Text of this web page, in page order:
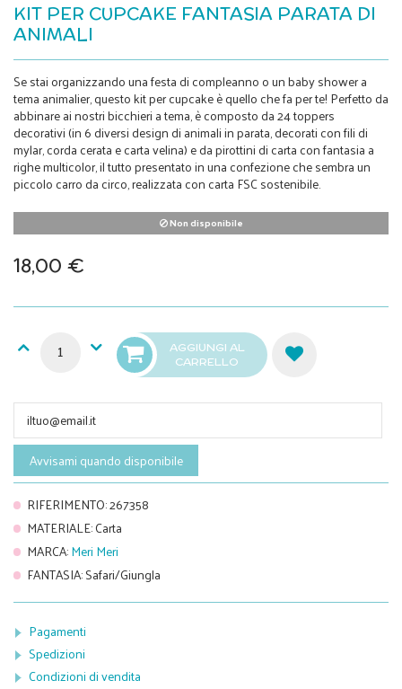
KIT PER CUPCAKE FANTASIA PARATA DI
ANIMALI
Se stai organizzando una festa di compleanno o un baby shower a
tema animalier, questo kit per cupcake è quello che fa per te! Perfetto da
abbinare ai nostri bicchieri a tema, è composto da 24 toppers
decorativi (in 6 diversi design di animali in parata, decorati con fili di
mylar, corda cerata e carta velina) e da pirottini di carta con fantasia a
righe multicolor, il tutto presentato in una confezione che sembra un
piccolo carro da circo, realizzata con carta FSC sostenibile.
Non disponibile
18,00 €
AGGIUNGI AL
CARRELLO
Avvisami quando disponibile
RIFERIMENTO:267358
MATERIALE:Carta
MARCA:Meri Meri
FANTASIA:Safari/Giungla
Pagamenti
Spedizioni
Condizioni di vendita